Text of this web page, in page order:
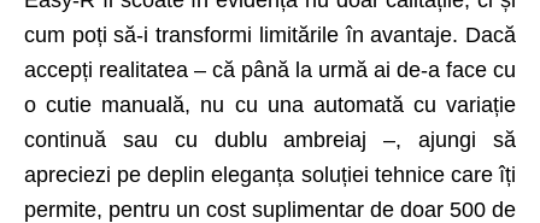
cum poți să-i transformi limitările în avantaje. Dacă
accepți realitatea – că până la urmă ai de-a face cu
o cutie manuală, nu cu una automată cu variație
continuă sau cu dublu ambreiaj –, ajungi să
apreciezi pe deplin eleganța soluției tehnice care îți
permite, pentru un cost suplimentar de doar 500 de